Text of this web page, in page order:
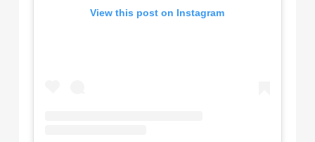
View this post on Instagram